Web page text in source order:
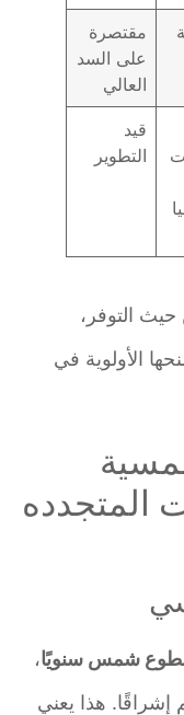
مقتصرة
على السد
العالي
قيد
التطوير
التوفر،
الأولوية في
المتجدده
،
هذا يعني